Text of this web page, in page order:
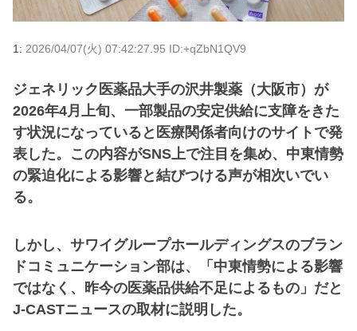
1: 2026/04/07(火) 07:42:27.95 ID:+qZbN1QV9
ジェネリック医薬品大手の沢井製薬（大阪市）が
2026年4月上旬、一部製品の安定供給に支障をきた
す状況になっていると医療関係者向けのサイトで発
表した。この内容がSNS上で注目を集め、中東情勢
の緊迫化による影響と結びつける声が相次いでい
る。
しかし、サワイグループホールディングスのブラン
ドコミュニケーション部は、「中東情勢による影響
ではなく、昨今の医薬品供給不足によるもの」だと
J-CASTニュースの取材に説明した。